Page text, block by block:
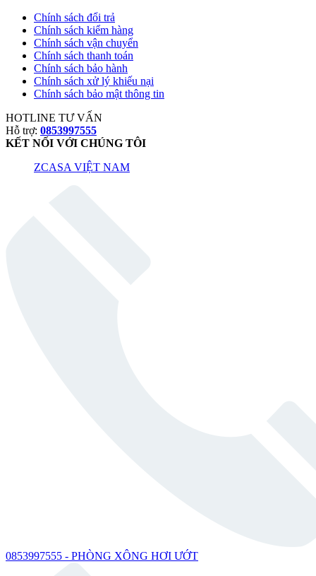
Chính sách đổi trả
Chính sách kiểm hàng
Chính sách vận chuyển
Chính sách thanh toán
Chính sách bảo hành
Chính sách xử lý khiếu nại
Chính sách bảo mật thông tin
HOTLINE TƯ VẤN
Hỗ trợ: 0853997555
KẾT NỐI VỚI CHÚNG TÔI
ZCASA VIỆT NAM
0853997555 - PHÒNG XÔNG HƠI ƯỚT